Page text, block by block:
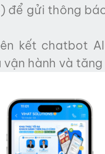
để gửi thông
kết chatbot
hành và tăng